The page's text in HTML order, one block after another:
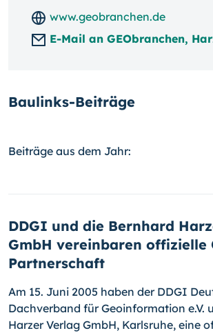
www.geobranchen.de
E-Mail an GEObranchen,
Baulinks-Beiträge
Beiträge aus dem Jahr:
DDGI und die Bernhard
GmbH vereinbaren offizielle
Partnerschaft
Am 15. Juni 2005 haben der DDGI
Dachverband für Geoinformation e.V.
Harzer Verlag GmbH, Karlsruhe, eine